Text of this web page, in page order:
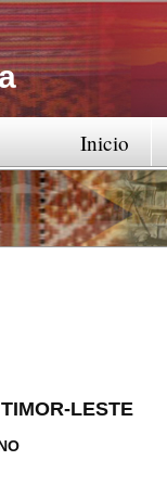
Inicio
LESTE